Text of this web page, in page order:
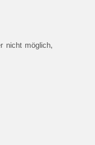
nicht möglich,